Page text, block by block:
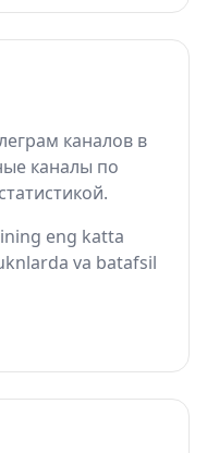
каналов в
каналы по
eng katta
va batafsil